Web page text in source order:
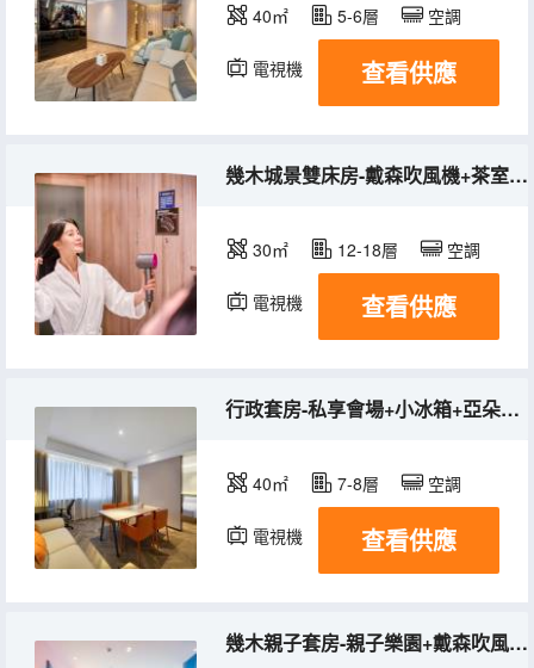
40㎡ 5-6層 空調
電視機 冰箱
查看供應
幾木城景雙床房-戴森吹風機+茶室+小冰箱+Pro深睡枕
30㎡ 12-18層 空調
電視機 冰箱
查看供應
行政套房-私享會場+小冰箱+亞朵星球深睡枕Pro
40㎡ 7-8層 空調
電視機 冰箱
查看供應
幾木親子套房-親子樂園+戴森吹風機+FREE遊戲幣